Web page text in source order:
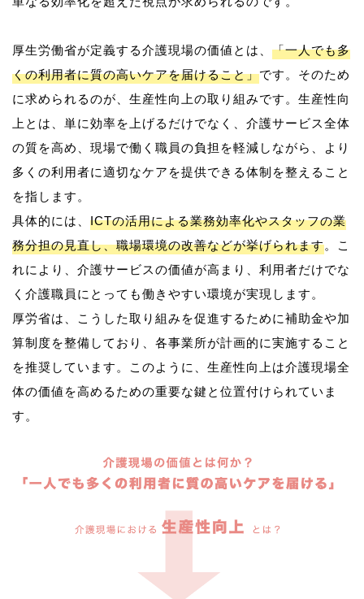
厚生労働省が定義する介護現場の価値とは、 「一人でも多
くの利用者に質の高いケアを届けること」です。そのため
に求められるのが、生産性向上の取り組みです。生産性向
上とは、単に効率を上げるだけでなく、介護サービス全体
の質を高め、現場で働く職員の負担を軽減しながら、より
多くの利用者に適切なケアを提供できる体制を整えること
を指します。
具体的には、 ICTの活用による業務効率化やスタッフの業
務分担の見直し、職場環境の改善などが挙げられます。こ
れにより、介護サービスの価値が高まり、利用者だけでな
く介護職員にとっても働きやすい環境が実現します。
厚労省は、こうした取り組みを促進するために補助金や加
算制度を整備しており、各事業所が計画的に実施すること
を推奨しています。このように、生産性向上は介護現場全
体の価値を高めるための重要な鍵と位置付けられていま